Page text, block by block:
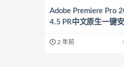
Adobe Premiere Pro
4.5 PR中文原生一键
2 年前